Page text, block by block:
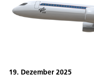
19. Dezember 2025